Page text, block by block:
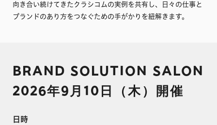
向き合い続けてきたクラシコムの実例を共有し、日々の仕事と
ブランドのあり方をつなぐための手がかりを紐解きます。
BRAND SOLUTION SALON
2026年9月10日（木）開催
日時